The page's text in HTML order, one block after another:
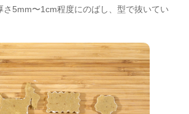
さ5mm〜1cm程度にのばし、型で抜いてい